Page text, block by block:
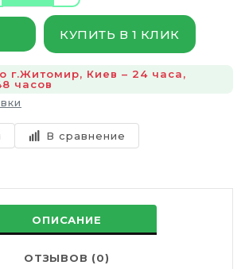
КУПИТЬ В 1 КЛИК
г.Житомир, Киев – 24 часа,
часов
В сравнение
ОПИСАНИЕ
ОТЗЫВОВ (0)